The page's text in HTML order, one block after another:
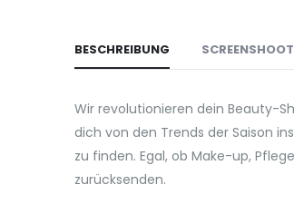
BESCHREIBUNG
Wir revolutionieren dein Beauty-
dich von den Trends der Saison
zu finden. Egal, ob Make-up,
zurücksenden.